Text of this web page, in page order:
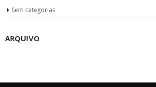
Sem categorias
ARQUIVO